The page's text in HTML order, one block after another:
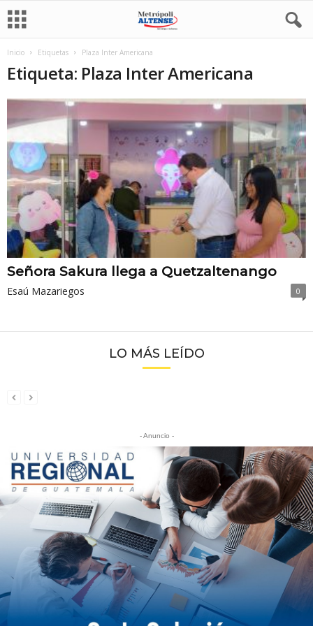
Inicio Etiquetas Plaza Inter Americana
Etiqueta: Plaza Inter Americana
Señora Sakura llega a Quetzaltenango
Esaú Mazariegos 0
LO MÁS LEÍDO
- Anuncio -